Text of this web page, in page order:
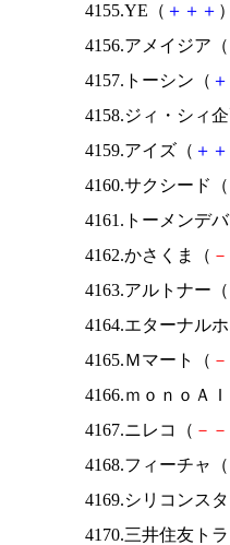
4155.YE（ ＋ ＋ ＋
4156.アメイジア（
4157.トーシン（ ＋
4158.ジィ・シィ
4159.アイズ（ ＋ ＋
4160.サクシード（
4161.トーメンデ
4162.かさくま（ －
4163.アルトナー（
4164.エターナル
4165.Ｍマート（ －
4166.ｍｏｎｏＡ
4167.ニレコ（ － －
4168.フィーチャ（
4169.シリコンス
4170.三井住友ト